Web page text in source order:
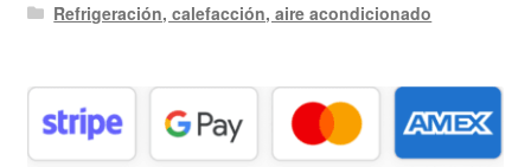
Refrigeración, calefacción, aire acondicionado